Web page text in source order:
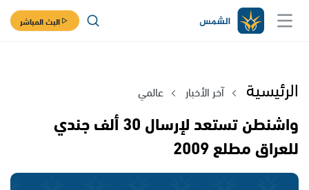
البث المباشر
الرئيسية آخر الأخبار عالمي
واشنطن تستعد لإرسال 30 ألف جندي
للعراق مطلع 2009